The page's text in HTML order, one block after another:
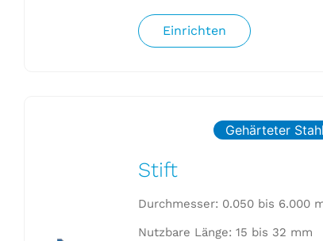
Einrichten
Gehärteter Stahl
Stift
Durchmesser: 0.050 bis 6.000
Nutzbare Länge: 15 bis 32 mm